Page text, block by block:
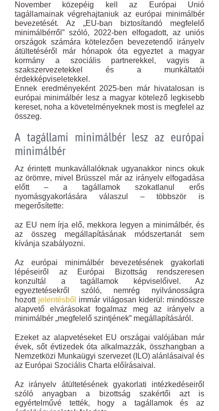
November közepéig kell az Európai Unió
tagállamainak végrehajtaniuk az európai minimálbér
bevezetését. Az „EU-ban biztosítandó megfelelő
minimálbérről” szóló, 2022-ben elfogadott, az uniós
országok számára kötelezően bevezetendő irányelv
átültetéséről már hónapok óta egyeztet a magyar
kormány a szociális partnerekkel, vagyis a
szakszervezetekkel és a munkáltatói
érdekképviseletekkel.
Ennek eredményeként 2025-ben már hivatalosan is
európai minimálbér lesz a magyar kötelező legkisebb
kereset, noha a követelményeknek most is megfelel az
összeg.
A tagállami minimálbér lesz az európai
minimálbér
Az érintett munkavállalóknak ugyanakkor nincs okuk
az örömre, mivel Brüsszel már az irányelv elfogadása
előtt – a tagállamok szokatlanul erős
nyomásgyakorlására válaszul – többször is
megerősítette:
az EU nem írja elő, mekkora legyen a minimálbér, és
az összeg megállapításának módszertanát sem
kívánja szabályozni.
Az európai minimálbér bevezetésének gyakorlati
lépéseiről az Európai Bizottság rendszeresen
konzultál a tagállamok képviselőivel. Az
egyeztetésekről szóló, nemrég nyilvánosságra
hozott jelentésből immár világosan kiderül: mindössze
alapvető elvárásokat fogalmaz meg az irányelv a
minimálbér „megfelelő szintjének” megállapításáról.
Ezeket az alapvetéseket EU országai valójában már
évek, sőt évtizedek óta alkalmazzák, összhangban a
Nemzetközi Munkaügyi szervezet (ILO) alánlásaival és
az Európai Szociális Charta előírásaival.
Az irányelv átültetésének gyakorlati intézkedéseiről
szóló anyagban a bizottság szakértői azt is
egyértelművé tették, hogy a tagállamok és az